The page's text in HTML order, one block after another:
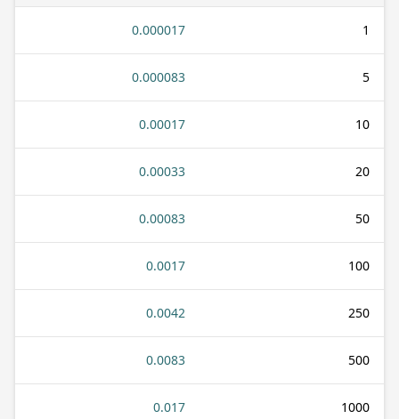
1
0.000017
5
0.000083
10
0.00017
20
0.00033
50
0.00083
100
0.0017
250
0.0042
500
0.0083
1000
0.017